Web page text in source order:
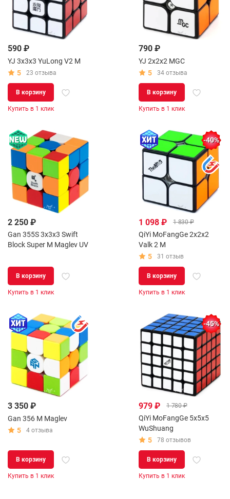
590 ₽
YJ 3x3x3 YuLong V2 M
5
23 отзыва
В корзину
Купить в 1 клик
790 ₽
YJ 2x2x2 MGC
5
34 отзыва
В корзину
Купить в 1 клик
2 250 ₽
Gan 355S 3x3x3 Swift
Block Super M Maglev UV
В корзину
Купить в 1 клик
-40%
1 098 ₽ 1 830 ₽
QiYi MoFangGe 2x2x2
Valk 2 M
5
31 отзыв
В корзину
Купить в 1 клик
3 350 ₽
Gan 356 M Maglev
5
4 отзыва
В корзину
Купить в 1 клик
-45%
979 ₽ 1 780 ₽
QiYi MoFangGe 5x5x5
WuShuang
5
78 отзывов
В корзину
Купить в 1 клик